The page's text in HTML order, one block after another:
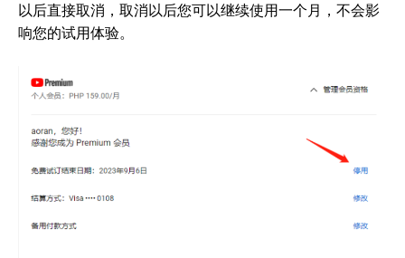
以后直接取消，取消以后您可以继续使用一个月，不会影
响您的试用体验。